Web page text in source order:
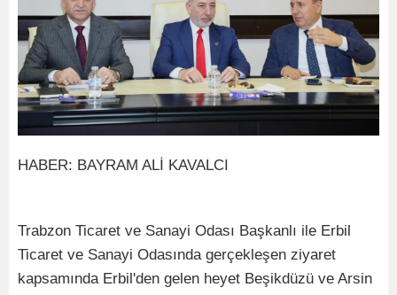
HABER: BAYRAM ALİ KAVALCI
Trabzon Ticaret ve Sanayi Odası Başkanlı ile Erbil
Ticaret ve Sanayi Odasında gerçekleşen ziyaret
kapsamında Erbil'den gelen heyet Beşikdüzü ve Arsin